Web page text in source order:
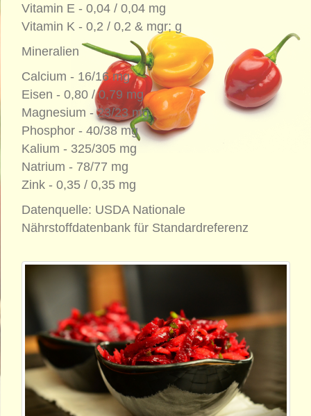
Vitamin E - 0,04 / 0,04 mg
Vitamin K - 0,2 / 0,2 & mgr; g
Mineralien
Calcium - 16/16 mg
Eisen - 0,80 / 0,79 mg
Magnesium - 23/23 mg
Phosphor - 40/38 mg
Kalium - 325/305 mg
Natrium - 78/77 mg
Zink - 0,35 / 0,35 mg
Datenquelle: USDA Nationale
Nährstoffdatenbank für Standardreferenz